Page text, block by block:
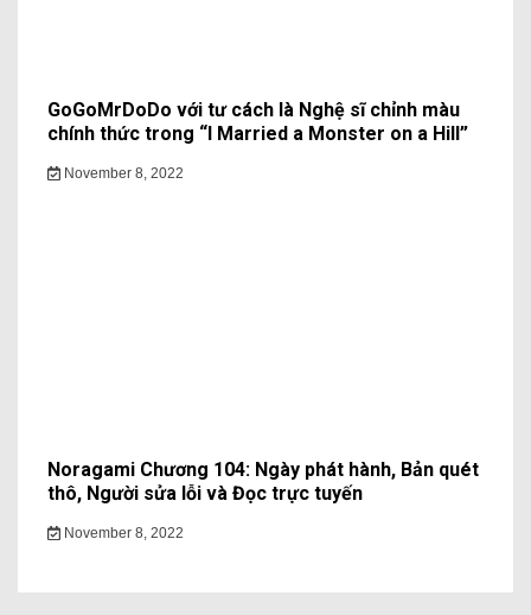
GoGoMrDoDo với tư cách là Nghệ sĩ chỉnh màu
chính thức trong “I Married a Monster on a Hill”
November 8, 2022
Noragami Chương 104: Ngày phát hành, Bản quét
thô, Người sửa lỗi và Đọc trực tuyến
November 8, 2022